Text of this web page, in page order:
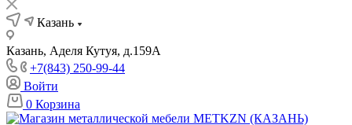
Казань
Казань, Аделя Кутуя, д.159А
+7(843) 250-99-44
Войти
0 Корзина